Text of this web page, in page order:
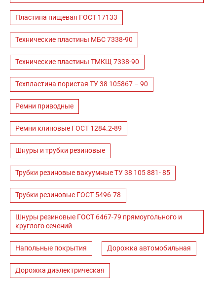
Пластина пищевая ГОСТ 17133
Технические пластины МБС 7338-90
Технические пластины ТМКЩ 7338-90
Техпластина пористая ТУ 38 105867 – 90
Ремни приводные
Ремни клиновые ГОСТ 1284.2-89
Шнуры и трубки резиновые
Трубки резиновые вакуумные ТУ 38 105 881- 85
Трубки резиновые ГОСТ 5496-78
Шнуры резиновые ГОСТ 6467-79 прямоугольного и
круглого сечений
Напольные покрытия Дорожка автомобильная
Дорожка диэлектрическая